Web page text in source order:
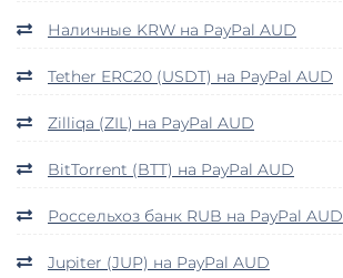
Наличные KRW на PayPal AUD
Tether ERC20 (USDT) на PayPal AUD
Zilliqa (ZIL) на PayPal AUD
BitTorrent (BTT) на PayPal AUD
Россельхоз банк RUB на PayPal AUD
Jupiter (JUP) на PayPal AUD